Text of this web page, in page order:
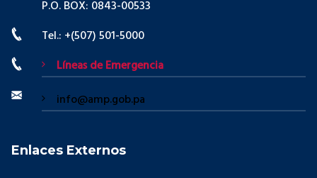
P.O. BOX: 0843-00533
Tel.: +(507) 501-5000
Líneas de Emergencia
info@amp.gob.pa
Enlaces Externos